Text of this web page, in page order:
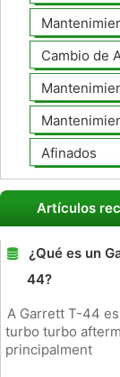
Cambio de
Afinados
Artículos
¿Qué es un
44?
A Garrett T-44
turbo turbo
principalment